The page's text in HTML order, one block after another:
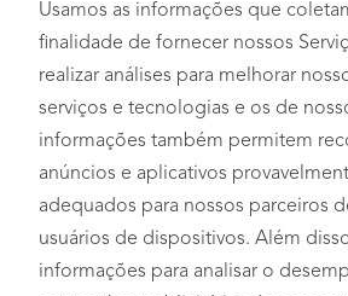
Usamos as informações que
finalidade de fornecer nossos
realizar análises para melhorar
serviços e tecnologias e os de
informações também permitem
anúncios e aplicativos
adequados para nossos parceiros
usuários de dispositivos. Além
informações para analisar o